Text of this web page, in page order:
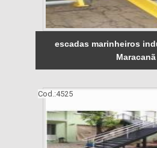
escadas marinheiros
Maracanã
Cod.:4525